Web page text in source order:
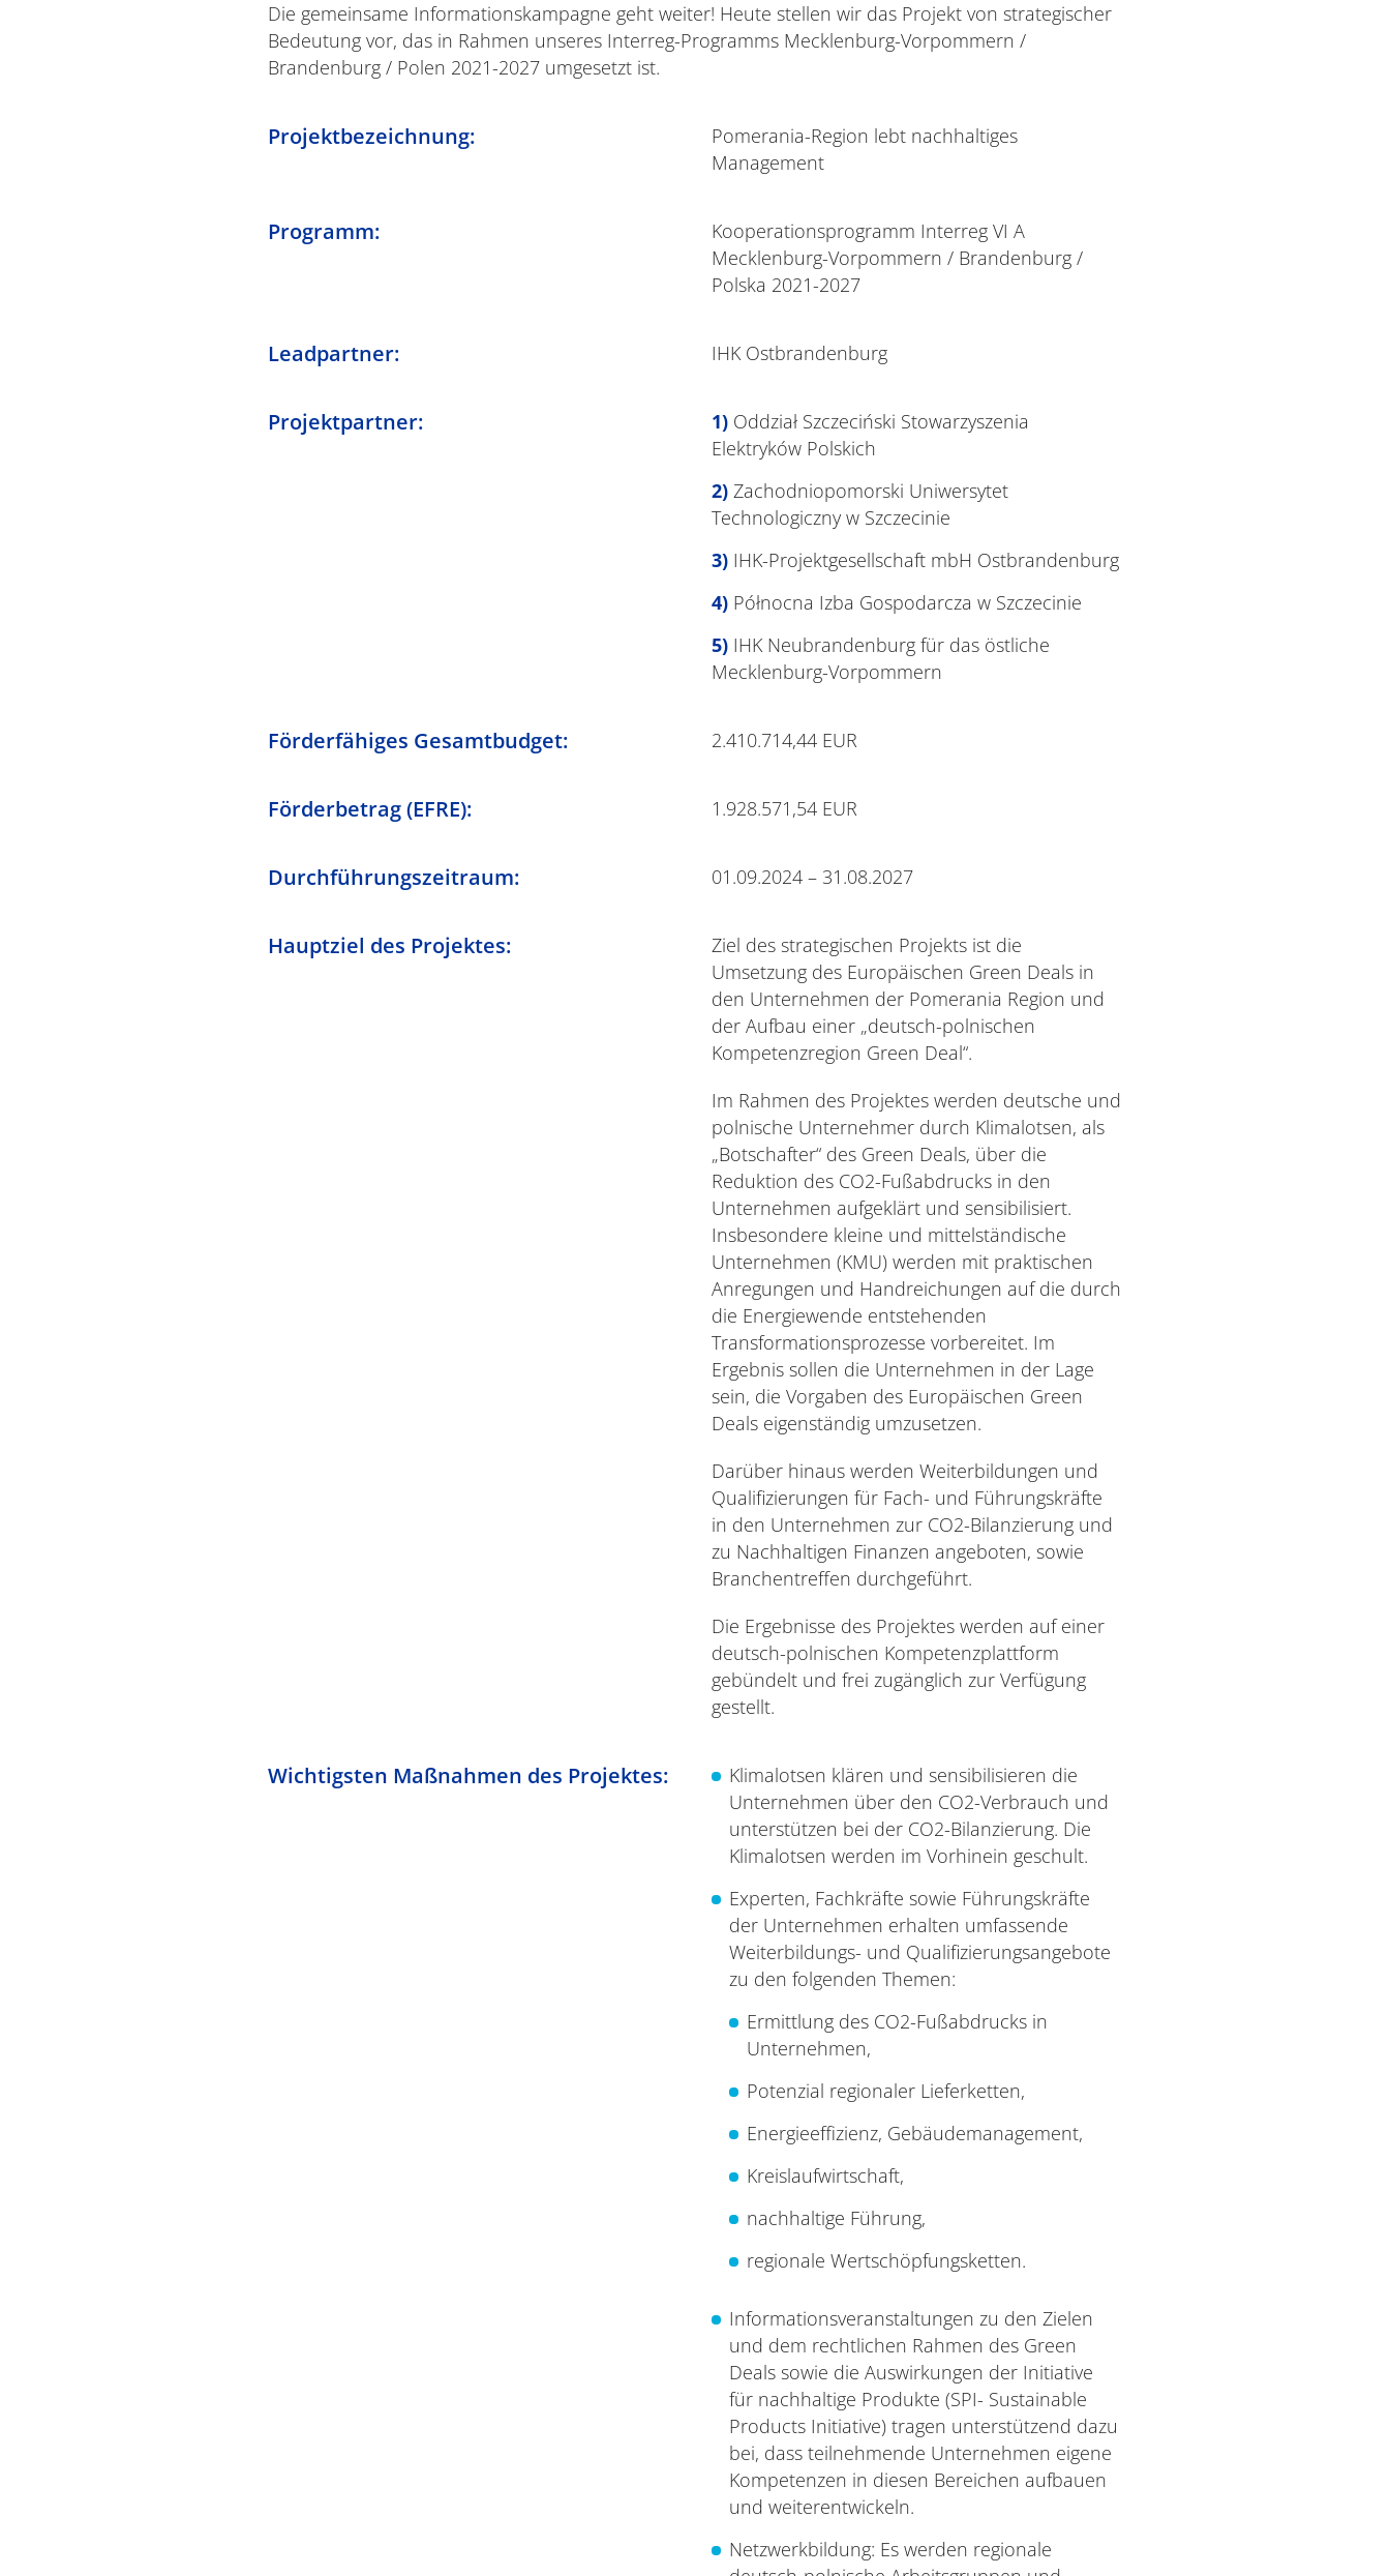
Die gemeinsame Informationskampagne geht weiter! Heute stellen wir das Projekt von strategischer
Bedeutung vor, das in Rahmen unseres Interreg-Programms Mecklenburg-Vorpommern /
Brandenburg / Polen 2021-2027 umgesetzt ist.
Projektbezeichnung:
Pomerania-Region lebt nachhaltiges
Management
Programm:
Kooperationsprogramm Interreg VI A
Mecklenburg-Vorpommern / Brandenburg /
Polska 2021-2027
Leadpartner: IHK Ostbrandenburg
Projektpartner:
Oddział Szczeciński Stowarzyszenia
Elektryków Polskich
Zachodniopomorski Uniwersytet
Technologiczny w Szczecinie
IHK-Projektgesellschaft mbH Ostbrandenburg
Północna Izba Gospodarcza w Szczecinie
IHK Neubrandenburg für das östliche
Mecklenburg-Vorpommern
Förderfähiges Gesamtbudget: 2.410.714,44 EUR
Förderbetrag (EFRE): 1.928.571,54 EUR
Durchführungszeitraum: 01.09.2024 – 31.08.2027
Hauptziel des Projektes:
Ziel des strategischen Projekts ist die
Umsetzung des Europäischen Green Deals in
den Unternehmen der Pomerania Region und
der Aufbau einer „deutsch-polnischen
Kompetenzregion Green Deal“.
Im Rahmen des Projektes werden deutsche und
polnische Unternehmer durch Klimalotsen, als
„Botschafter“ des Green Deals, über die
Reduktion des CO2-Fußabdrucks in den
Unternehmen aufgeklärt und sensibilisiert.
Insbesondere kleine und mittelständische
Unternehmen (KMU) werden mit praktischen
Anregungen und Handreichungen auf die durch
die Energiewende entstehenden
Transformationsprozesse vorbereitet. Im
Ergebnis sollen die Unternehmen in der Lage
sein, die Vorgaben des Europäischen Green
Deals eigenständig umzusetzen.
Darüber hinaus werden Weiterbildungen und
Qualifizierungen für Fach- und Führungskräfte
in den Unternehmen zur CO2-Bilanzierung und
zu Nachhaltigen Finanzen angeboten, sowie
Branchentreffen durchgeführt.
Die Ergebnisse des Projektes werden auf einer
deutsch-polnischen Kompetenzplattform
gebündelt und frei zugänglich zur Verfügung
gestellt.
Wichtigsten Maßnahmen des Projektes:
Klimalotsen klären und sensibilisieren die
Unternehmen über den CO2-Verbrauch und
unterstützen bei der CO2-Bilanzierung. Die
Klimalotsen werden im Vorhinein geschult.
Experten, Fachkräfte sowie Führungskräfte
der Unternehmen erhalten umfassende
Weiterbildungs- und Qualifizierungsangebote
zu den folgenden Themen:
Ermittlung des CO2-Fußabdrucks in
Unternehmen,
Potenzial regionaler Lieferketten,
Energieeffizienz, Gebäudemanagement,
Kreislaufwirtschaft,
nachhaltige Führung,
regionale Wertschöpfungsketten.
Informationsveranstaltungen zu den Zielen
und dem rechtlichen Rahmen des Green
Deals sowie die Auswirkungen der Initiative
für nachhaltige Produkte (SPI- Sustainable
Products Initiative) tragen unterstützend dazu
bei, dass teilnehmende Unternehmen eigene
Kompetenzen in diesen Bereichen aufbauen
und weiterentwickeln.
Netzwerkbildung: Es werden regionale